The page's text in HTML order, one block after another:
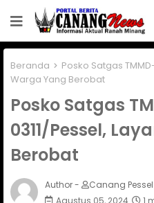
Beranda
Posko Satgas
Warga Yang Berobat
Posko Satgas
0311/Pessel,
Berobat
Author -
Canang Pessel
Agustus 05, 2024
1